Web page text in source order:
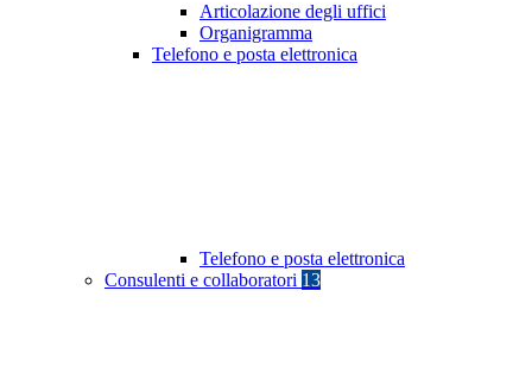
Articolazione degli uffici
Organigramma
Telefono e posta elettronica
Telefono e posta elettronica
Consulenti e collaboratori 13